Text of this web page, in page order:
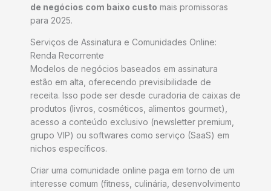
de negócios com baixo custo mais promissoras
para 2025.
Serviços de Assinatura e Comunidades Online:
Renda Recorrente
Modelos de negócios baseados em assinatura
estão em alta, oferecendo previsibilidade de
receita. Isso pode ser desde curadoria de caixas de
produtos (livros, cosméticos, alimentos gourmet),
acesso a conteúdo exclusivo (newsletter premium,
grupo VIP) ou softwares como serviço (SaaS) em
nichos específicos.
Criar uma comunidade online paga em torno de um
interesse comum (fitness, culinária, desenvolvimento